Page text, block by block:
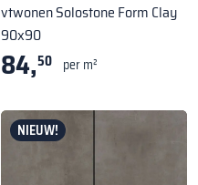
vtwonen Solostone Form Clay
90x90
84,50 per m²
NIEUW!